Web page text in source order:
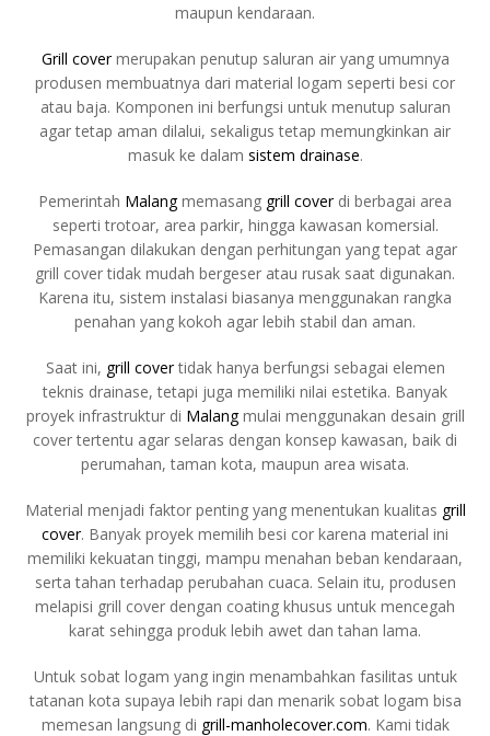
maupun kendaraan.
Grill covermerupakan penutup saluran air yang umumnya
produsen membuatnya dari material logam seperti besi cor
atau baja. Komponen ini berfungsi untuk menutup saluran
agar tetap aman dilalui, sekaligus tetap memungkinkan air
masuk ke dalam sistem drainase.
Pemerintah Malangmemasang grill coverdi berbagai area
seperti trotoar, area parkir, hingga kawasan komersial.
Pemasangan dilakukan dengan perhitungan yang tepat agar
grill cover tidak mudah bergeser atau rusak saat digunakan.
Karena itu, sistem instalasi biasanya menggunakan rangka
penahan yang kokoh agar lebih stabil dan aman.
Saat ini, grill covertidak hanya berfungsi sebagai elemen
teknis drainase, tetapi juga memiliki nilai estetika. Banyak
proyek infrastruktur di Malangmulai menggunakan desain grill
cover tertentu agar selaras dengan konsep kawasan, baik di
perumahan, taman kota, maupun area wisata.
Material menjadi faktor penting yang menentukan kualitas grill
cover. Banyak proyek memilih besi cor karena material ini
memiliki kekuatan tinggi, mampu menahan beban kendaraan,
serta tahan terhadap perubahan cuaca. Selain itu, produsen
melapisi grill cover dengan coating khusus untuk mencegah
karat sehingga produk lebih awet dan tahan lama.
Untuk sobat logam yang ingin menambahkan fasilitas untuk
tatanan kota supaya lebih rapi dan menarik sobat logam bisa
memesan langsung di grill-manholecover.com. Kami tidak